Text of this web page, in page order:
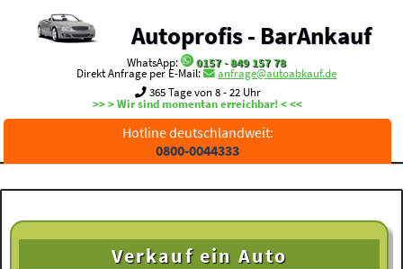
Autoprofis - BarAnkauf
WhatsApp:
0157 - 849 157 78
Direkt Anfrage per E-Mail:
anfrage@autoabkauf.de
365 Tage von 8 - 22 Uhr
>> > Wir sind momentan erreichbar! < <<
Hotline deutschlandweit:
0800-0044333
Verkauf ein Auto